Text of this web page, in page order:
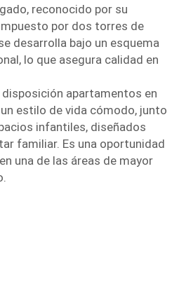
reconocido por su
por dos torres de
desarrolla bajo un esquema
lo que asegura calidad en
apartamentos en
estilo de vida cómodo, junto
infantiles, diseñados
familiar. Es una oportunidad
una de las áreas de mayor